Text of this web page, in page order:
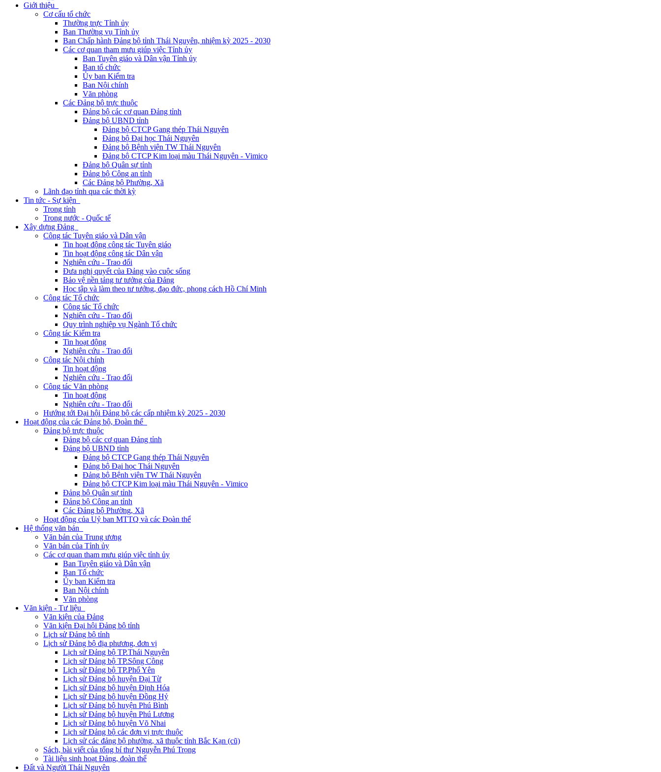
Giới thiệu
Cơ cấu tổ chức
Thường trực Tỉnh ủy
Ban Thường vụ Tỉnh ủy
Ban Chấp hành Đảng bộ tỉnh Thái Nguyên, nhiệm kỳ 2025 - 2030
Các cơ quan tham mưu giúp việc Tỉnh ủy
Ban Tuyên giáo và Dân vận Tỉnh ủy
Ban tổ chức
Ủy ban Kiểm tra
Ban Nội chính
Văn phòng
Các Đảng bộ trực thuộc
Đảng bộ các cơ quan Đảng tỉnh
Đảng bộ UBND tỉnh
Đảng bộ CTCP Gang thép Thái Nguyên
Đảng bộ Đại học Thái Nguyên
Đảng bộ Bệnh viện TW Thái Nguyên
Đảng bộ CTCP Kim loại màu Thái Nguyên - Vimico
Đảng bộ Quân sự tỉnh
Đảng bộ Công an tỉnh
Các Đảng bộ Phường, Xã
Lãnh đạo tỉnh qua các thời kỳ
Tin tức - Sự kiện
Trong tỉnh
Trong nước - Quốc tế
Xây dựng Đảng
Công tác Tuyên giáo và Dân vận
Tin hoạt động công tác Tuyên giáo
Tin hoạt động công tác Dân vận
Nghiên cứu - Trao đổi
Đưa nghị quyết của Đảng vào cuộc sống
Bảo vệ nền tảng tư tưởng của Đảng
Học tập và làm theo tư tưởng, đạo đức, phong cách Hồ Chí Minh
Công tác Tổ chức
Công tác Tổ chức
Nghiên cứu - Trao đổi
Quy trình nghiệp vụ Ngành Tổ chức
Công tác Kiểm tra
Tin hoạt động
Nghiên cứu - Trao đổi
Công tác Nội chính
Tin hoạt động
Nghiên cứu - Trao đổi
Công tác Văn phòng
Tin hoạt động
Nghiên cứu - Trao đổi
Hướng tới Đại hội Đảng bộ các cấp nhiệm kỳ 2025 - 2030
Hoạt động của các Đảng bộ, Đoàn thể
Đảng bộ trực thuộc
Đảng bộ các cơ quan Đảng tỉnh
Đảng bộ UBND tỉnh
Đảng bộ CTCP Gang thép Thái Nguyên
Đảng bộ Đại học Thái Nguyên
Đảng bộ Bệnh viện TW Thái Nguyên
Đảng bộ CTCP Kim loại màu Thái Nguyên - Vimico
Đảng bộ Quân sự tỉnh
Đảng bộ Công an tỉnh
Các Đảng bộ Phường, Xã
Hoạt động của Uỷ ban MTTQ và các Đoàn thể
Hệ thống văn bản
Văn bản của Trung ương
Văn bản của Tỉnh ủy
Các cơ quan tham mưu giúp việc tỉnh ủy
Ban Tuyên giáo và Dân vận
Ban Tổ chức
Ủy ban Kiểm tra
Ban Nội chính
Văn phòng
Văn kiện - Tư liệu
Văn kiện của Đảng
Văn kiện Đại hội Đảng bộ tỉnh
Lịch sử Đảng bộ tỉnh
Lịch sử Đảng bộ địa phương, đơn vị
Lịch sử Đảng bộ TP.Thái Nguyên
Lịch sử Đảng bộ TP.Sông Công
Lịch sử Đảng bộ TP.Phổ Yên
Lịch sử Đảng bộ huyện Đại Từ
Lịch sử Đảng bộ huyện Định Hóa
Lịch sử Đảng bộ huyện Đồng Hỷ
Lịch sử Đảng bộ huyện Phú Bình
Lịch sử Đảng bộ huyện Phú Lương
Lịch sử Đảng bộ huyện Võ Nhai
Lịch sử Đảng bộ các đơn vị trực thuộc
Lịch sử các đảng bộ phường, xã thuộc tỉnh Bắc Kạn (cũ)
Sách, bài viết của tổng bí thư Nguyễn Phú Trọng
Tài liệu sinh hoạt Đảng, đoàn thể
Đất và Người Thái Nguyên